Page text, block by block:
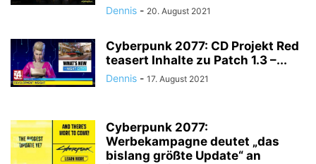
Dennis - 20. August 2021
Cyberpunk 2077: CD Projekt Red
teasert Inhalte zu Patch 1.3 –...
Dennis - 17. August 2021
Cyberpunk 2077:
Werbekampagne deutet „das
bislang größte Update“ an